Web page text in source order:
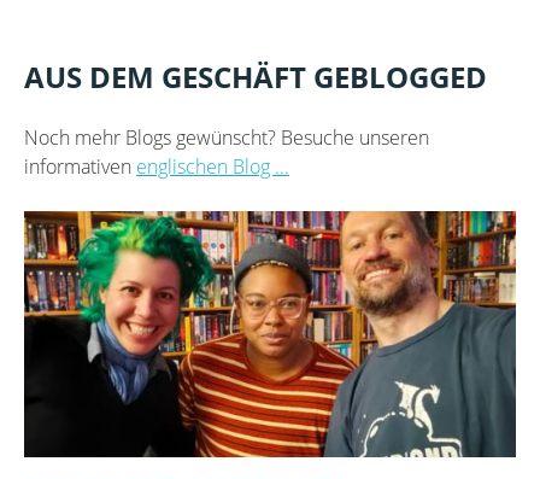
AUS DEM GESCHÄFT GEBLOGGED
Noch mehr Blogs gewünscht? Besuche unseren
informativen englischen Blog ...